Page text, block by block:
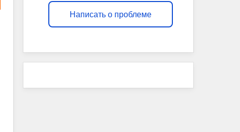
Написать о проблеме